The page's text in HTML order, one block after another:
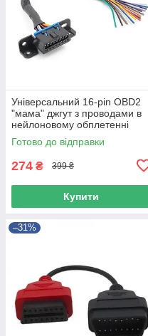
Універсальний 16-pin OBD2
"мама" джгут з проводами в
нейлоновому обплетенні
Готово до відправки
274 ₴ 399 ₴
Купити
–31%